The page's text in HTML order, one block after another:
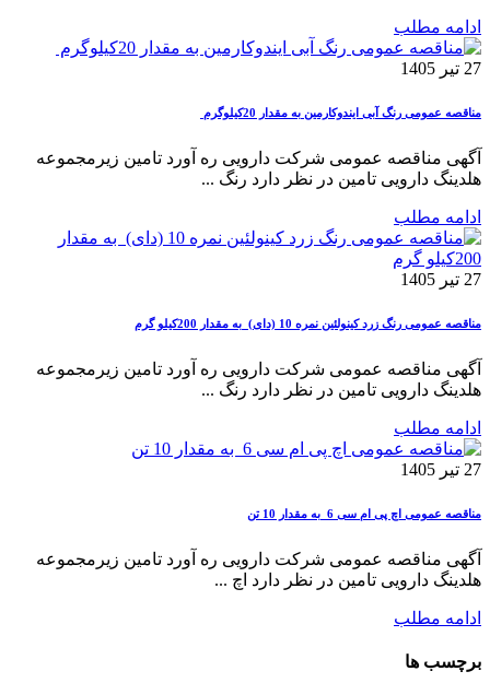
ادامه مطلب
27 تیر 1405
مناقصه عمومی رنگ آبی ایندوکارمین به مقدار 20کیلوگرم
آگهی مناقصه عمومی شرکت دارویی ره آورد تامین زیرمجموعه
هلدینگ دارویی تامین در نظر دارد رنگ ...
ادامه مطلب
27 تیر 1405
مناقصه عمومی رنگ زرد کینولئین نمره 10 (دای) به مقدار 200کیلو گرم
آگهی مناقصه عمومی شرکت دارویی ره آورد تامین زیرمجموعه
هلدینگ دارویی تامین در نظر دارد رنگ ...
ادامه مطلب
27 تیر 1405
مناقصه عمومی اچ پی ام سی 6 به مقدار 10 تن
آگهی مناقصه عمومی شرکت دارویی ره آورد تامین زیرمجموعه
هلدینگ دارویی تامین در نظر دارد اچ ...
ادامه مطلب
برچسب ها